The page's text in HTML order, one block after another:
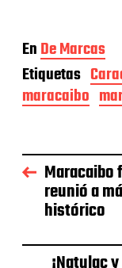
EnDe Marcas
Etiquetas
maracaibo
Maracaibo
reunió a
histórico